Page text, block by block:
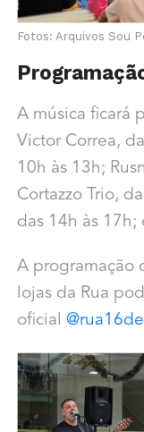
Fotos: Arquivos Sou
A música ficará
Victor Correa,
10h às 13h;
Cortazzo Trio,
das 14h às 17h;
A programação
lojas da Rua
oficial